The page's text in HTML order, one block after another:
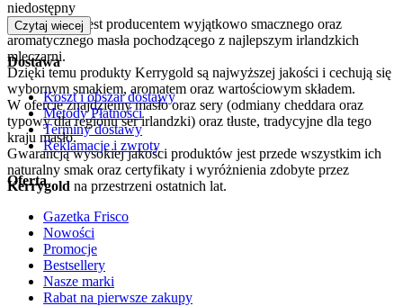
niedostępny
Zamienniki
Dzięki temu produkty Kerrygold są najwyższej jakości i cechują się
wybornym smakiem, aromatem oraz wartościowym składem.
W ofercie znajdziemy masło oraz sery (odmiany cheddara oraz
typowy dla regionu ser irlandzki) oraz tłuste, tradycyjne dla tego
kraju masło.
Gwarancją wysokiej jakości produktów jest przede wszystkim ich
naturalny smak oraz certyfikaty i wyróżnienia zdobyte przez
Kerrygold na przestrzeni ostatnich lat.
Czytaj wiecej
Dostawa
Koszt i obszar dostawy
Metody Płatności
Terminy dostawy
Reklamacje i zwroty
Oferta
Gazetka Frisco
Nowości
Promocje
Bestsellery
Nasze marki
Rabat na pierwsze zakupy